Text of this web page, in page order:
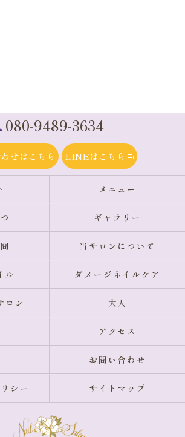
080-9489-3634
せはこちら LINEはこちら
メニュー
ギャラリー
当サロンについて
ル ダメージネイルケア
ロン 大人
アクセス
お問い合わせ
シー サイトマップ